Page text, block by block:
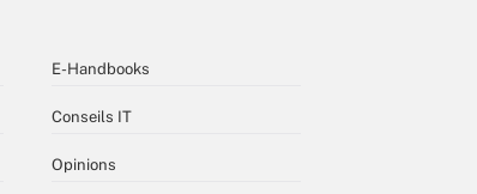
E-Handbooks
Conseils IT
Opinions